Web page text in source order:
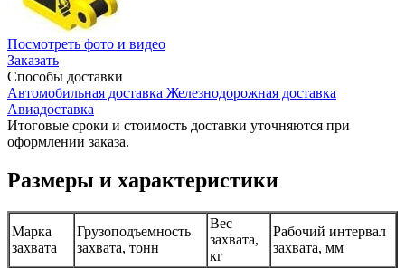
Посмотреть фото и видео
Заказать
Способы доставки
Автомобильная доставка Железнодорожная доставка
Авиадоставка
Итоговые сроки и стоимость доставки уточняются при
оформлении заказа.
Размеры и характеристики
Марка
захвата
Грузоподъемность
захвата, тонн
Вес
захвата,
кг
Рабочий интервал
захвата, мм